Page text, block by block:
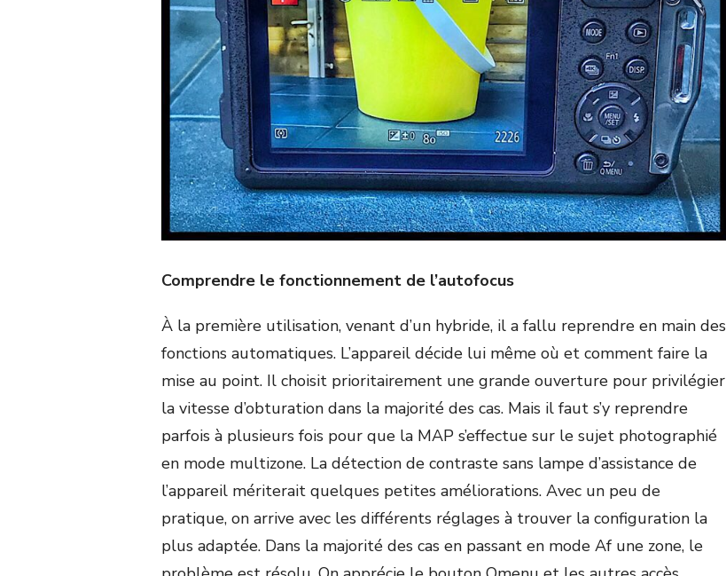
Comprendre le fonctionnement de l’autofocus
À la première utilisation, venant d’un hybride, il a fallu reprendre en main des
fonctions automatiques. L’appareil décide lui même où et comment faire la
mise au point. Il choisit prioritairement une grande ouverture pour privilégier
la vitesse d’obturation dans la majorité des cas. Mais il faut s’y reprendre
parfois à plusieurs fois pour que la MAP s’effectue sur le sujet photographié
en mode multizone. La détection de contraste sans lampe d’assistance de
l’appareil mériterait quelques petites améliorations. Avec un peu de
pratique, on arrive avec les différents réglages à trouver la configuration la
plus adaptée. Dans la majorité des cas en passant en mode Af une zone, le